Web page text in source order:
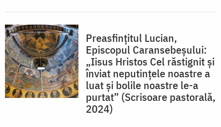
Preasfințitul Lucian,
Episcopul Caransebeșului:
„Iisus Hristos Cel răstignit și
înviat neputințele noastre a
luat și bolile noastre le-a
purtat” (Scrisoare pastorală,
2024)